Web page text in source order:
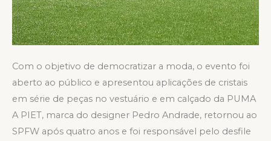
Com o objetivo de democratizar a moda, o evento foi
aberto ao público e apresentou aplicações de cristais
em série de peças no vestuário e em calçado da PUMA
A PIET, marca do designer Pedro Andrade, retornou ao
SPFW após quatro anos e foi responsável pelo desfile